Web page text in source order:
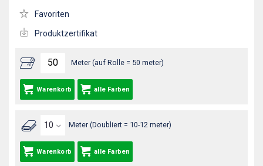
Meter (auf Rolle = 50 meter)
Warenkorb alle Farben
Meter (Doubliert = 10-12 meter)
Warenkorb alle Farben
Favoriten
Produktzertifikat